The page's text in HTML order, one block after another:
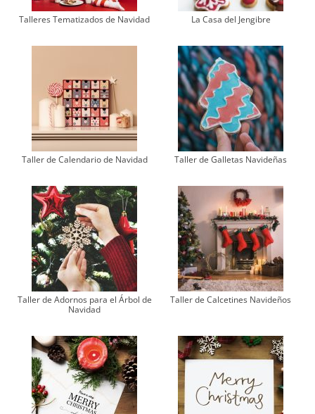
Talleres Tematizados de Navidad La Casa del Jengibre
Taller de Calendario de Navidad Taller de Galletas Navideñas
Taller de Adornos para el Árbol de
Navidad
Taller de Calcetines Navideños